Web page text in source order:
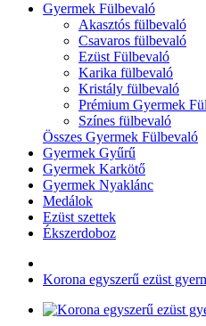
Gyermek Fülbevaló
Akasztós fülbevaló
Csavaros fülbevaló
Ezüst Fülbevaló
Karika fülbevaló
Kristály fülbevaló
Prémium Gyermek
Színes fülbevaló
Összes Gyermek Fülbevaló
Gyermek Gyűrű
Gyermek Karkötő
Gyermek Nyaklánc
Medálok
Ezüst szettek
Ékszerdoboz
Korona egyszerű ezüst